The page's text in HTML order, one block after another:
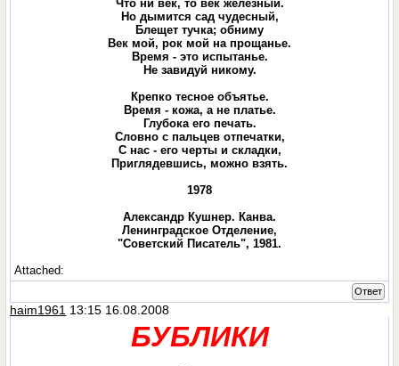
Что ни век, то век железный.
Но дымится сад чудесный,
Блещет тучка; обниму
Век мой, рок мой на прощанье.
Время - это испытанье.
Не завидуй никому.
Крепко тесное объятье.
Время - кожа, а не платье.
Глубока его печать.
Словно с пальцев отпечатки,
С нас - его черты и складки,
Приглядевшись, можно взять.
1978
Александр Кушнер. Канва.
Ленинградское Отделение,
"Советский Писатель", 1981.
Attached:
Ответ
haim1961 13:15 16.08.2008
БУБЛИКИ